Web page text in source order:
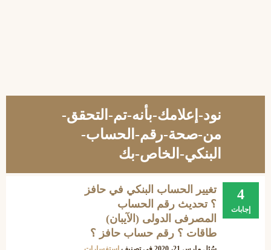
نود-إعلامك-بأنه-تم-التحقق-
من-صحة-رقم-الحساب-
البنكي-الخاص-بك
4
إجابات
تغيير الحساب البنكي في حافز
؟ تحديث رقم الحساب
المصرفى الدولى (الآيبان)
طاقات ؟ رقم حساب حافز ؟